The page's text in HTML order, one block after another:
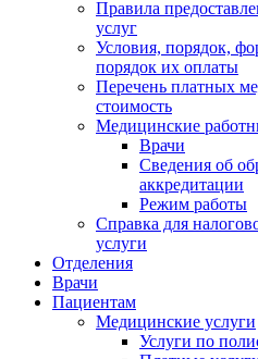
Правила
услуг
Условия, порядок,
порядок их оплаты
Перечень платных
стоимость
Медицинские
Врачи
Сведения об
аккредитации
Режим работы
Справка для
услуги
Отделения
Врачи
Пациентам
Медицинские услуги
Услуги по